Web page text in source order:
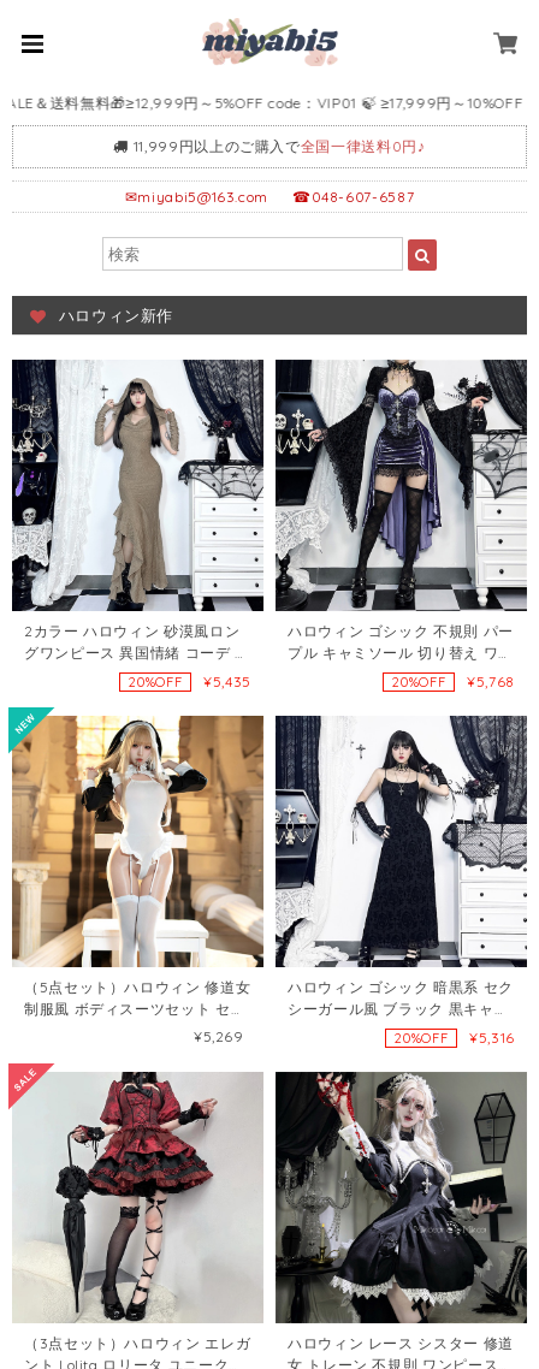
無料🎁≥12,999円～5%OFF code：VIP01 🍃 ≥17,999円～10%OFF code：
11,999円以上のご購入で全国一律送料0円♪
✉miyabi5@163.com ☎048-607-6587
ハロウィン新作
2カラー ハロウィン 砂漠風ロン
グワンピース 異国情緒 コーデ 西
域風 旅行ワンピ おしゃれ衣装
20%OFF ¥5,435
ハロウィン ゴシック 不規則 パー
プル キャミソール 切り替え ワン
ピース12061428520%OFF ¥5,768
（5点セット）ハロウィン 修道女
制服風 ボディスーツセット セク
シー ランジェリー 120163548
¥5,269
ハロウィン ゴシック 暗黒系 セク
シーガール風 ブラック 黒キャミ
ワンピース XS S M L タイトワン
20%OFF ¥5,316
（3点セット）ハロウィン エレガ
ント Lolita ロリータ ユニークな
ハロウィン レース シスター 修道
女 トレーン 不規則 ワンピース